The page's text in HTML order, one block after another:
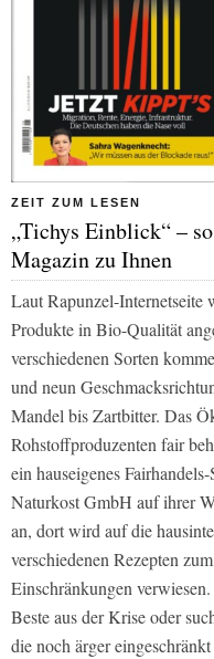
ZEIT ZUM LESEN
„Tichys Einblick“ –
Magazin zu Ihnen
Laut Rapunzel-Internetseite
Produkte in Bio-Qualität
verschiedenen Sorten
und neun
Mandel bis Zartbitter. Das
Rohstoffproduzenten fair
ein hauseigenes
Naturkost GmbH auf ihrer
an, dort wird auf die
verschiedenen Rezepten
Einschränkungen
Beste aus der Krise oder
die noch ärger